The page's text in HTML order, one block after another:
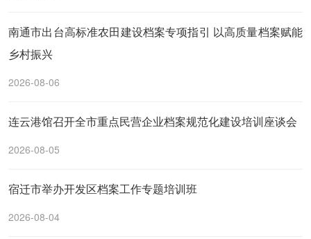
南通市出台高标准农田建设档案专项指引 以高质量档案赋能
乡村振兴
2026-08-06
连云港馆召开全市重点民营企业档案规范化建设培训座谈会
2026-08-05
宿迁市举办开发区档案工作专题培训班
2026-08-04